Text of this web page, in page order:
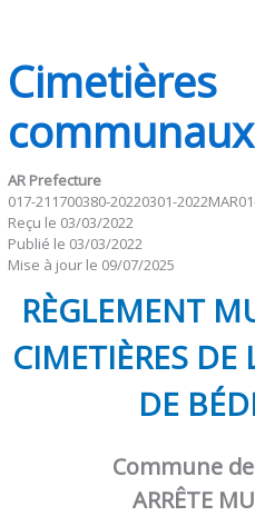
Cimetières
communaux
AR Prefecture
017-211700380-20220301-
Reçu le 03/03/2022
Publié le 03/03/2022
Mise à jour le 09/07/2025
RÈGLEMENT
CIMETIÈRES
DE
Commune de
ARRÊTE